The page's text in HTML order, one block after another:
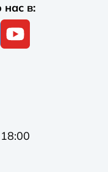
нас в: